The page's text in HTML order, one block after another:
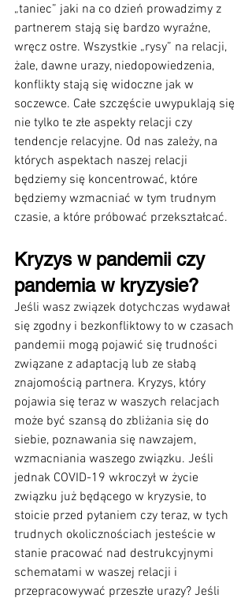
„taniec” jaki na co dzień prowadzimy z
partnerem stają się bardzo wyraźne,
wręcz ostre. Wszystkie „rysy” na relacji,
żale, dawne urazy, niedopowiedzenia,
konflikty stają się widoczne jak w
soczewce. Całe szczęście uwypuklają się
nie tylko te złe aspekty relacji czy
tendencje relacyjne. Od nas zależy, na
których aspektach naszej relacji
będziemy się koncentrować, które
będziemy wzmacniać w tym trudnym
czasie, a które próbować przekształcać.
Kryzys w pandemii czy
pandemia w kryzysie?
Jeśli wasz związek dotychczas wydawał
się zgodny i bezkonfliktowy to w czasach
pandemii mogą pojawić się trudności
związane z adaptacją lub ze słabą
znajomością partnera. Kryzys, który
pojawia się teraz w waszych relacjach
może być szansą do zbliżania się do
siebie, poznawania się nawzajem,
wzmacniania waszego związku. Jeśli
jednak COVID-19 wkroczył w życie
związku już będącego w kryzysie, to
stoicie przed pytaniem czy teraz, w tych
trudnych okolicznościach jesteście w
stanie pracować nad destrukcyjnymi
schematami w waszej relacji i
przepracowywać przeszłe urazy? Jeśli